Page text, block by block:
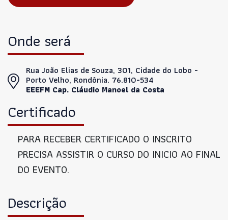
Onde será
Rua João Elias de Souza, 301, Cidade do Lobo -
Porto Velho, Rondônia. 76.810-534
EEEFM Cap. Cláudio Manoel da Costa
Certificado
PARA RECEBER CERTIFICADO O INSCRITO
PRECISA ASSISTIR O CURSO DO INICIO AO FINAL
DO EVENTO.
Descrição